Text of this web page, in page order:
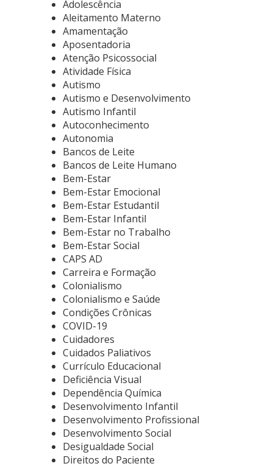
Adolescência
Aleitamento Materno
Amamentação
Aposentadoria
Atenção Psicossocial
Atividade Física
Autismo
Autismo e Desenvolvimento
Autismo Infantil
Autoconhecimento
Autonomia
Bancos de Leite
Bancos de Leite Humano
Bem-Estar
Bem-Estar Emocional
Bem-Estar Estudantil
Bem-Estar Infantil
Bem-Estar no Trabalho
Bem-Estar Social
CAPS AD
Carreira e Formação
Colonialismo
Colonialismo e Saúde
Condições Crônicas
COVID-19
Cuidadores
Cuidados Paliativos
Currículo Educacional
Deficiência Visual
Dependência Química
Desenvolvimento Infantil
Desenvolvimento Profissional
Desenvolvimento Social
Desigualdade Social
Direitos do Paciente